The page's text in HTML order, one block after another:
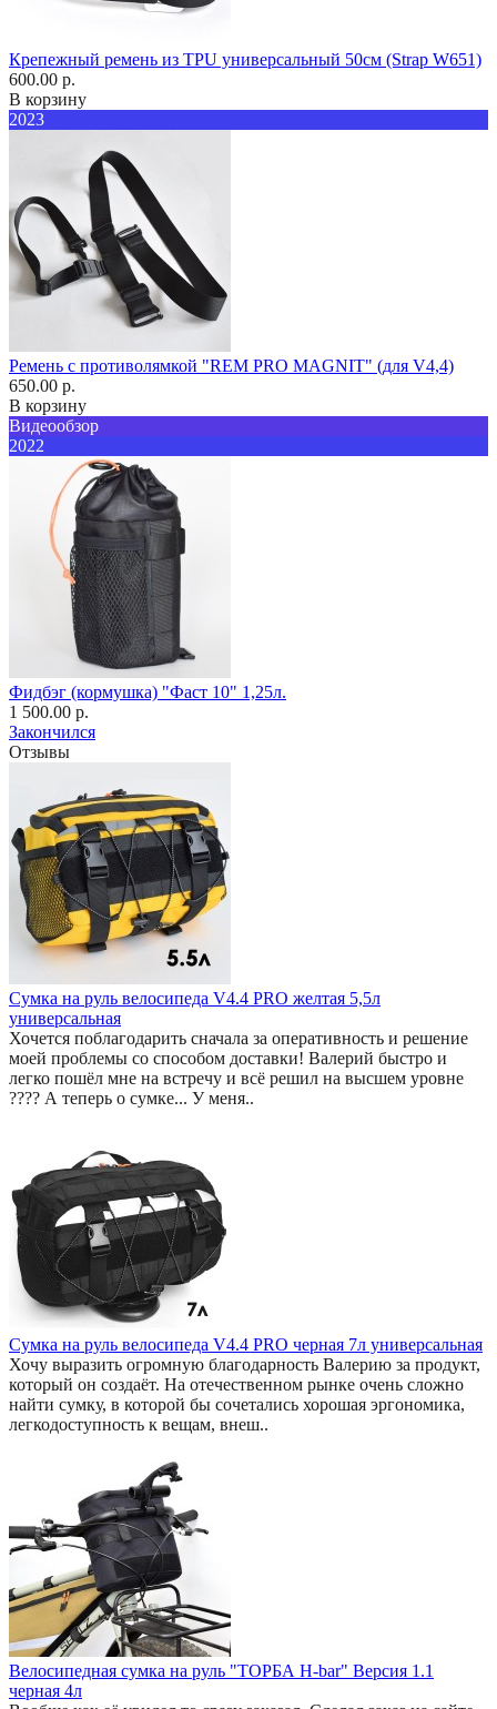
Крепежный ремень из TPU универсальный 50см (Strap W651)
600.00 р.
В корзину
2023
Ремень с противолямкой "REM PRO MAGNIT" (для V4,4)
650.00 р.
В корзину
Видеообзор
2022
Фидбэг (кормушка) "Фаст 10" 1,25л.
1 500.00 р.
Закончился
Отзывы
Сумка на руль велосипеда V4.4 PRO желтая 5,5л
универсальная
Хочется поблагодарить сначала за оперативность и решение
моей проблемы со способом доставки! Валерий быстро и
легко пошёл мне на встречу и всё решил на высшем уровне
???? А теперь о сумке... У меня..
Сумка на руль велосипеда V4.4 PRO черная 7л универсальная
Хочу выразить огромную благодарность Валерию за продукт,
который он создаёт. На отечественном рынке очень сложно
найти сумку, в которой бы сочетались хорошая эргономика,
легкодоступность к вещам, внеш..
Велосипедная сумка на руль "ТОРБА H-bar" Версия 1.1
черная 4л